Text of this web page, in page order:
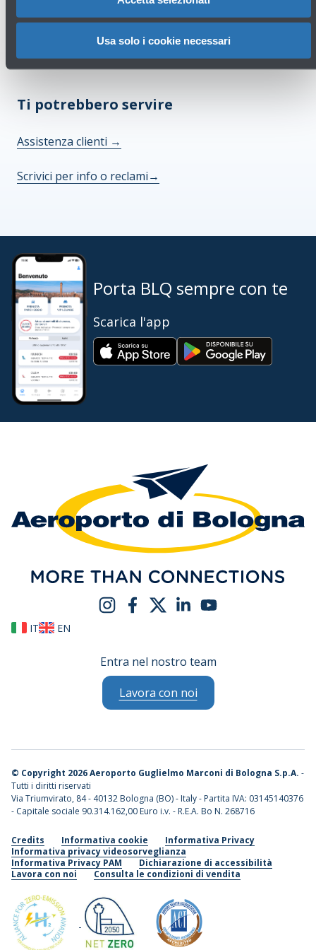
Usa solo i cookie necessari
Consulta tutte le domande frequenti→
Ti potrebbero servire
Assistenza clienti →
Scrivici per info o reclami→
Porta BLQ sempre con te
Scarica l'app
IT EN
Entra nel nostro team
Lavora con noi
© Copyright 2026 Aeroporto Guglielmo Marconi di Bologna S.p.A. -
Tutti i diritti riservati
Via Triumvirato, 84 - 40132 Bologna (BO) - Italy - Partita IVA: 03145140376
- Capitale sociale 90.314.162,00 Euro i.v. - R.E.A. Bo N. 268716
Credits Informativa cookie
Informativa Privacy
Informativa privacy videosorveglianza
Informativa Privacy PAM
Dichiarazione di accessibilità
Lavora con noi
Consulta le condizioni di vendita